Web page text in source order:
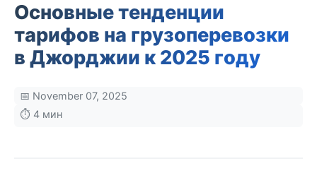
Основные тенденции
тарифов на грузоперевозки
в Джорджии к 2025 году
📅 November 07, 2025
⏱️ 4 мин